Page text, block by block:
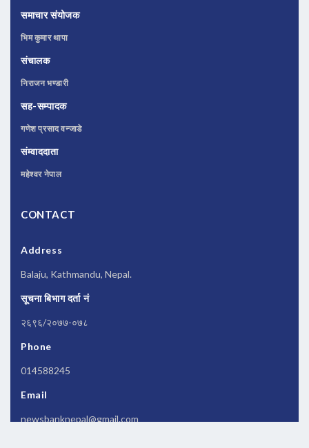
समाचार संयोजक
भिम कुमार थापा
संचालक
निराजन भण्डारी
सह-सम्पादक
गणेश प्रसाद वन्जाडे
संम्वाददाता
महेश्वर नेपाल
CONTACT
Address
Balaju, Kathmandu, Nepal.
सूचना बिभाग दर्ता नं
२६९६/२०७७-०७८
Phone
014588245
Email
newsbanknepal@gmail.com